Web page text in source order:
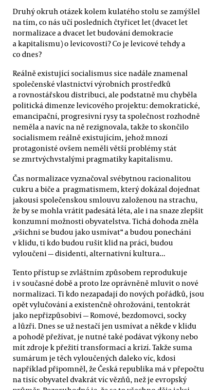
Druhý okruh otázek kolem kulatého stolu se zamýšlel
na tím, co nás učí posledních čtyřicet let (dvacet let
normalizace a dvacet let budování demokracie
a kapitalismu) o levicovosti? Co je levicové tehdy a
co dnes?
Reálně existující socialismus sice nadále znamenal
společenské vlastnictví výrobních prostředků
a rovnostářskou distribuci, ale podstatně mu chyběla
politická dimenze levicového projektu: demokratické,
emancipační, progresivní rysy ta společnost rozhodně
neměla a navíc na ně rezignovala, takže to skončilo
socialismem reálně existujícím, jehož mnozí
protagonisté ovšem neměli větší problémy stát
se zmrtvýchvstalými pragmatiky kapitalismu.
Čas normalizace vyznačoval svébytnou racionalitou
cukru a biče a pragmatismem, který dokázal dojednat
jakousi společenskou smlouvu založenou na strachu,
že by se mohla vrátit padesátá léta, ale i na snaze zlepšit
konzumní možnosti obyvatelstva. Tichá dohoda zněla
„všichni se budou jako usmívat“ a budou ponecháni
v klidu, ti kdo budou rušit klid na práci, budou
vyloučeni — disidenti, alternativní kultura...
Tento přístup se zvláštním způsobem reprodukuje
i v současné době a proto lze oprávněně mluvit o nové
normalizaci. Ti kdo nezapadají do nových pořádků, jsou
opět vylučování a existenčně ohrožováni, tentokrát
jako nepřizpůsobiví — Romové, bezdomovci, socky
a lůzři. Dnes se už nestačí jen usmívat a někde v klidu
a pohodě přežívat, je nutné také podávat výkony nebo
mít zdroje k přežití transformací a krizí. Takže suma
sumárum je těch vyloučených daleko víc, kdosi
například připomněl, že Česká republika má v přepočtu
na tisíc obyvatel dvakrát víc vězňů, než je evropský